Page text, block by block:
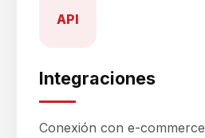
API
Integraciones
Conexión con e-